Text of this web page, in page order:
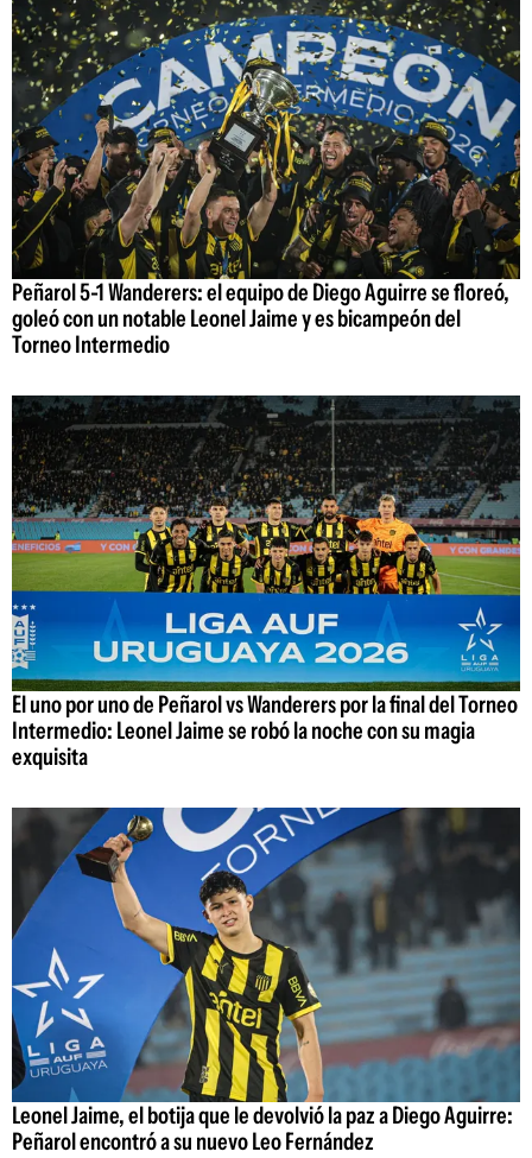
Peñarol 5-1 Wanderers: el equipo de Diego Aguirre se floreó,
goleó con un notable Leonel Jaime y es bicampeón del
Torneo Intermedio
El uno por uno de Peñarol vs Wanderers por la final del Torneo
Intermedio: Leonel Jaime se robó la noche con su magia
exquisita
Leonel Jaime, el botija que le devolvió la paz a Diego Aguirre:
Peñarol encontró a su nuevo Leo Fernández